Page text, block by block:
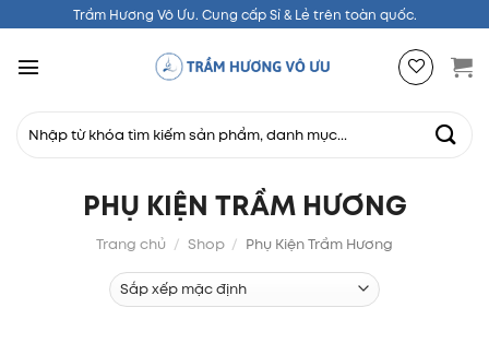
nội
Trầm Hương Vô Ưu. Cung cấp Sỉ & Lẻ trên toàn quốc.
Tìm
PHỤ KIỆN TRẦM HƯƠNG
Trang chủ / Shop / Phụ Kiện Trầm Hương